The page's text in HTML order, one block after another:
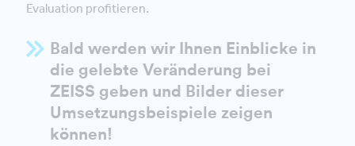
Evaluation profitieren.
Bald werden wir Ihnen Einblicke in
die gelebte Veränderung bei
ZEISS geben und Bilder dieser
Umsetzungsbeispiele zeigen
können!